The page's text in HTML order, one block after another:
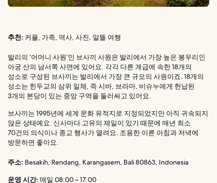
추천: 커플, 가족, 역사, 사진, 알뜰 여행
발리의 ‘어머니 사원’인 브사끼 사원은 발리에서 가장 높은 봉우리인
아궁 산의 남서쪽 사면에 있어요. 각각 다른 계급에 속한 18개의
성소로 구성된 브사끼는 발리에서 가장 큰 규모의 사원이죠. 18개의
성소는 힌두교의 삼위 일체, 즉 시바, 브라마, 비슈누에게 헌납된
3개의 본당이 있는 중앙 구역을 둘러싸고 있어요.
브사끼는 1995년에 세계 문화 유적지로 지정되었지만 아직 귀속되지
않은 상태예요. 신사마다 고유의 제일이 있기 때문에 매년 최소
70건의 의식이나 종교 행사가 열려요. 조용한 이른 아침과 저녁에
방문하면 좋아요.
주소: Besakih, Rendang, Karangasem, Bali 80863, Indonesia
운영 시간: 매일 08:00 ~ 17:00